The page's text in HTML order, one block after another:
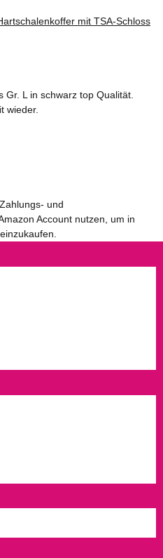
Gr. L in schwarz top Qualität.
wieder.
und
Account nutzen, um in